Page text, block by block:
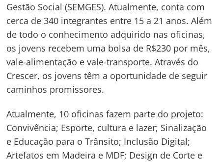
Gestão Social (SEMGES). Atualmente, conta com
cerca de 340 integrantes entre 15 a 21 anos. Além
de todo o conhecimento adquirido nas oficinas,
os jovens recebem uma bolsa de R$230 por mês,
vale-alimentação e vale-transporte. Através do
Crescer, os jovens têm a oportunidade de seguir
caminhos promissores.
Atualmente, 10 oficinas fazem parte do projeto:
Convivência; Esporte, cultura e lazer; Sinalização
e Educação para o Trânsito; Inclusão Digital;
Artefatos em Madeira e MDF; Design de Corte e